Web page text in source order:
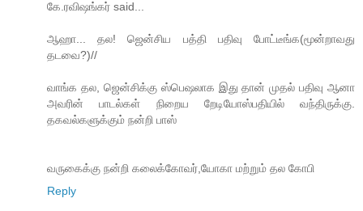
கே.ரவிஷங்கர் said...
ஆஹா... தல! ஜென்சிய பத்தி பதிவு போட்டீங்க(மூன்றாவது
தடவை?)//
வாங்க தல, ஜென்சிக்கு ஸ்பெஷலாக இது தான் முதல் பதிவு ஆனா
அவரின் பாடல்கள் நிறைய றேடியோஸ்பதியில் வந்திருக்கு.
தகவல்களுக்கும் நன்றி பாஸ்
வருகைக்கு நன்றி கலைக்கோவர்,யோகா மற்றும் தல கோபி
Reply